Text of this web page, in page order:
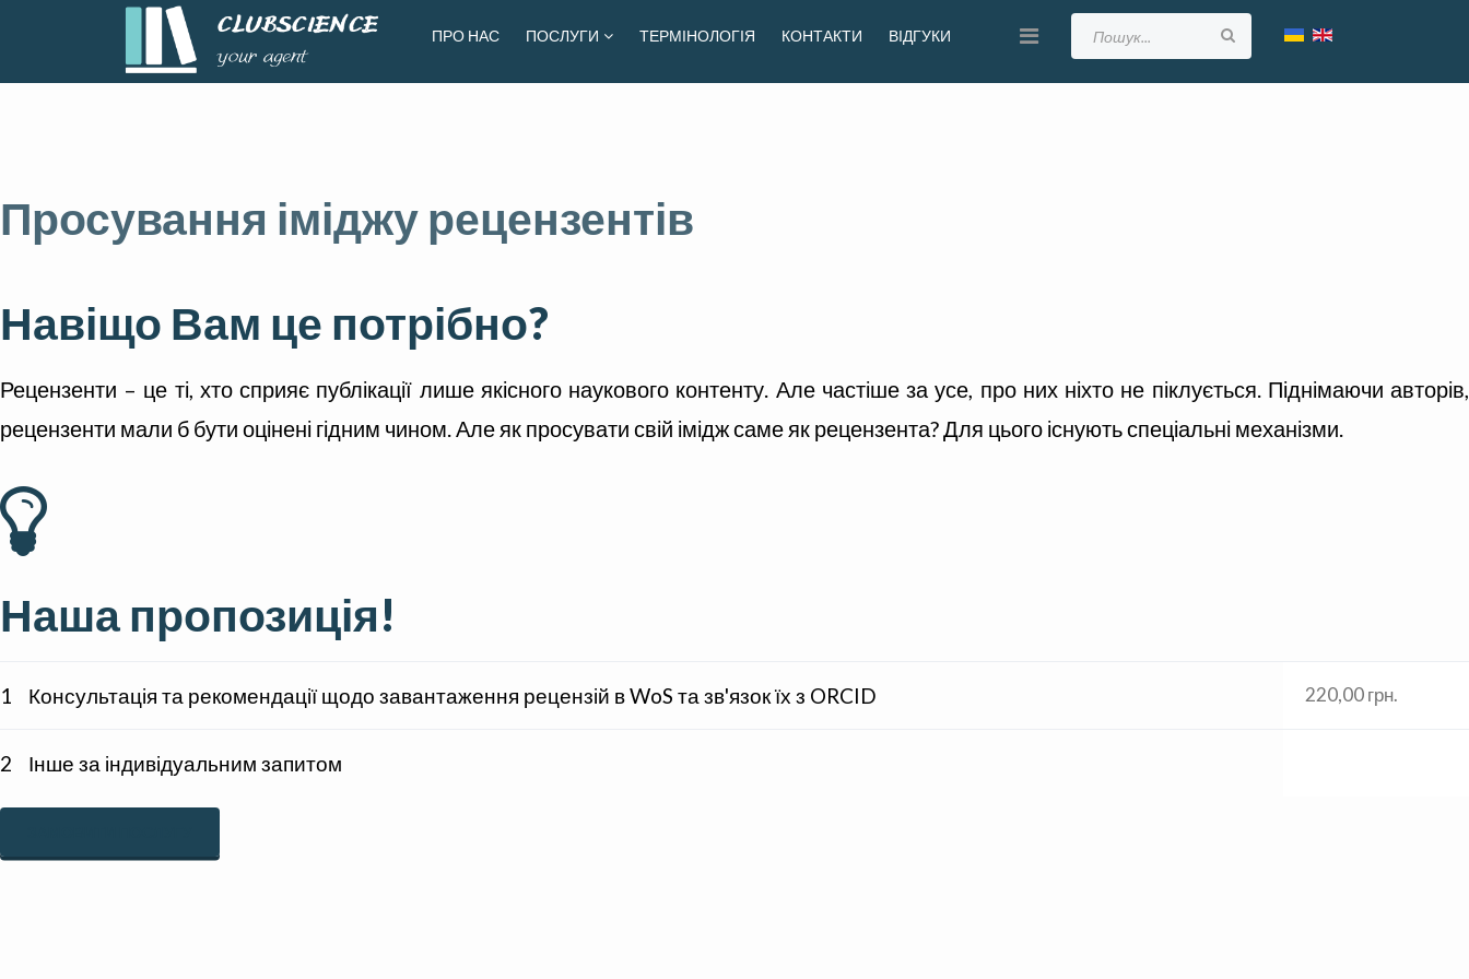
ПРО НАС ПОСЛУГИ ТЕРМІНОЛОГІЯ КОНТАКТИ ВІДГУКИ
Просування іміджу рецензентів
Навіщо Вам це потрібно?
Рецензенти – це ті, хто сприяє публікації лише якісного наукового контенту. Але частіше за усе, про них ніхто не піклується. Піднімаючи авторів,
рецензенти мали б бути оцінені гідним чином. Але як просувати свій імідж саме як рецензента? Для цього існують спеціальні механізми.
Наша пропозиція!
1 Консультація та рекомендації щодо завантаження рецензій в WoS та зв'язок їх з ORCID 220,00 грн.
2 Інше за індивідуальним запитом